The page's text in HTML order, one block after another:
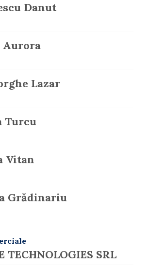
Danut
Lazar
Turcu
Vitan
Grădinariu
TECHNOLOGIES SRL